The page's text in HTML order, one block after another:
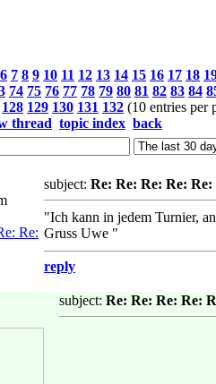
6 7 8 9 10 11 12 13 14 15 16 17 18
74 75 76 77 78 79 80 81 82 83 84
128 129 130 131 132 (10 entries per
thread topic index back
Re:
subject: Re: Re: Re: Re: Re:
"Ich kann in jedem Turnier,
Gruss Uwe "
reply
subject: Re: Re: Re: Re: